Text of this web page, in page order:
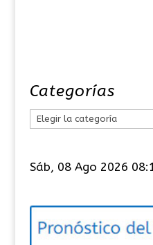
Categorías
e
o
Sáb, 08 Ago 2026